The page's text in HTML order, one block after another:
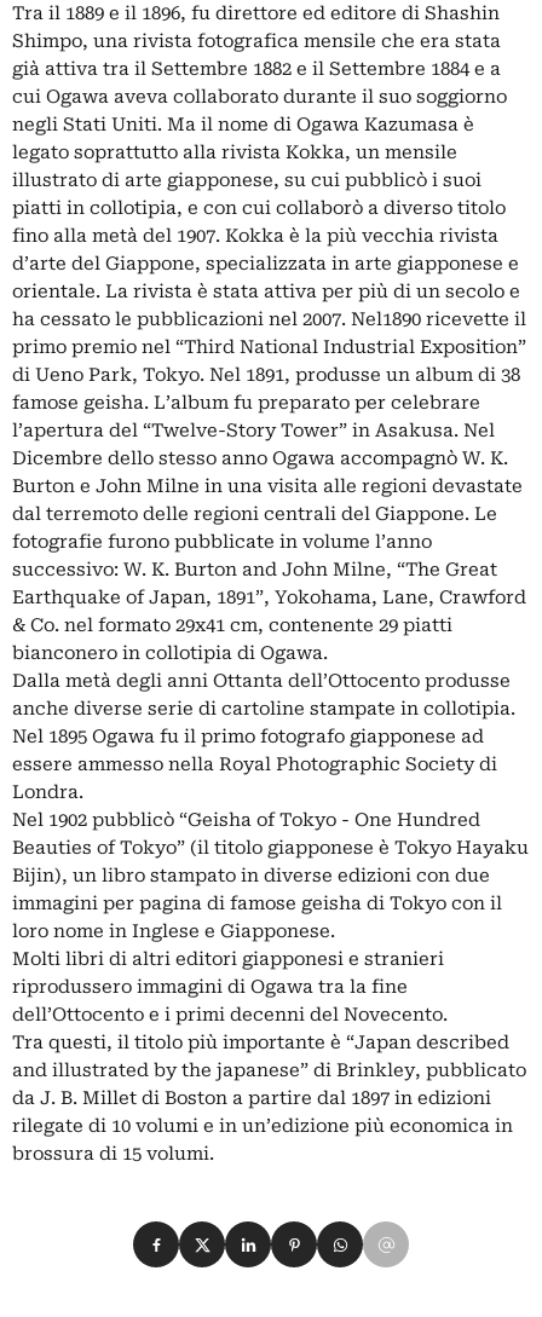
Tra il 1889 e il 1896, fu direttore ed editore di Shashin
Shimpo, una rivista fotografica mensile che era stata
già attiva tra il Settembre 1882 e il Settembre 1884 e a
cui Ogawa aveva collaborato durante il suo soggiorno
negli Stati Uniti. Ma il nome di Ogawa Kazumasa è
legato soprattutto alla rivista Kokka, un mensile
illustrato di arte giapponese, su cui pubblicò i suoi
piatti in collotipia, e con cui collaborò a diverso titolo
fino alla metà del 1907. Kokka è la più vecchia rivista
d’arte del Giappone, specializzata in arte giapponese e
orientale. La rivista è stata attiva per più di un secolo e
ha cessato le pubblicazioni nel 2007. Nel1890 ricevette il
primo premio nel “Third National Industrial Exposition”
di Ueno Park, Tokyo. Nel 1891, produsse un album di 38
famose geisha. L’album fu preparato per celebrare
l’apertura del “Twelve-Story Tower” in Asakusa. Nel
Dicembre dello stesso anno Ogawa accompagnò W. K.
Burton e John Milne in una visita alle regioni devastate
dal terremoto delle regioni centrali del Giappone. Le
fotografie furono pubblicate in volume l’anno
successivo: W. K. Burton and John Milne, “The Great
Earthquake of Japan, 1891”, Yokohama, Lane, Crawford
& Co. nel formato 29x41 cm, contenente 29 piatti
bianconero in collotipia di Ogawa.
Dalla metà degli anni Ottanta dell’Ottocento produsse
anche diverse serie di cartoline stampate in collotipia.
Nel 1895 Ogawa fu il primo fotografo giapponese ad
essere ammesso nella Royal Photographic Society di
Londra.
Nel 1902 pubblicò “Geisha of Tokyo - One Hundred
Beauties of Tokyo” (il titolo giapponese è Tokyo Hayaku
Bijin), un libro stampato in diverse edizioni con due
immagini per pagina di famose geisha di Tokyo con il
loro nome in Inglese e Giapponese.
Molti libri di altri editori giapponesi e stranieri
riprodussero immagini di Ogawa tra la fine
dell’Ottocento e i primi decenni del Novecento.
Tra questi, il titolo più importante è “Japan described
and illustrated by the japanese” di Brinkley, pubblicato
da J. B. Millet di Boston a partire dal 1897 in edizioni
rilegate di 10 volumi e in un’edizione più economica in
brossura di 15 volumi.
Condividi su Facebook
Condividi su X
Condividi su LinkedIn
Condividi su Pinterest
Condividi su WhatsApp
Condividi su Email